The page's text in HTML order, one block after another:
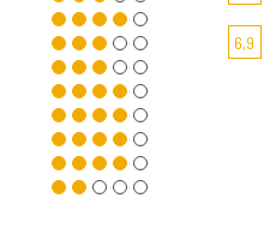
6,9